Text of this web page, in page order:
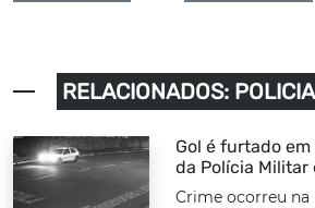
RELACIONADOS:
Gol é furtado
da Polícia Militar
Crime ocorreu na